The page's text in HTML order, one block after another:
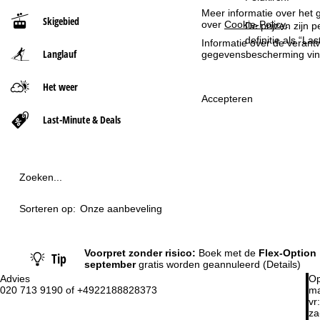
Meer informatie over het
over Cookie-Policy.
Informatie over de
gegevensbescherming
Accepteren
Advies
020 713 9190 of +4922188828373
vr:
Skigebied
Langlauf
Het weer
Last-Minute & Deals
t
p
De prijzen zijn
definitie als
Zoeken...
Sorteren op: Onze aanbeveling
Tip Voorpret zonder risico: Boek met de Flex-Option
septembergratis worden geannuleerd (Details)